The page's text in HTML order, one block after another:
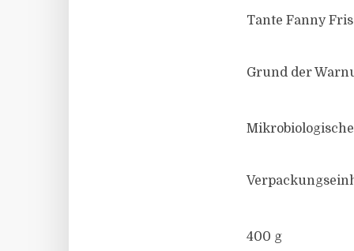
Tante Fanny
Grund der
400 g